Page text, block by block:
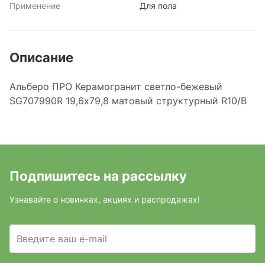
Применение Для пола
Описание
Альберо ПРО Керамогранит светло-бежевый
SG707990R 19,6х79,8 матовый структурный R10/B
Подпишитесь на рассылку
Узнавайте о новинках, акциях и распродажах!
Введите ваш e-mail